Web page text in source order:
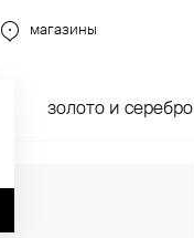
магазины
золото и серебро